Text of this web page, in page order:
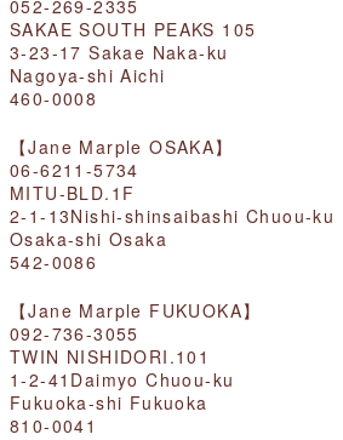
052-269-2335
SAKAE SOUTH PEAKS 105
3-23-17 Sakae Naka-ku
Nagoya-shi Aichi
460-0008
【Jane Marple OSAKA】
06-6211-5734
MITU-BLD.1F
2-1-13Nishi-shinsaibashi Chuou-ku
Osaka-shi Osaka
542-0086
【Jane Marple FUKUOKA】
092-736-3055
TWIN NISHIDORI.101
1-2-41Daimyo Chuou-ku
Fukuoka-shi Fukuoka
810-0041